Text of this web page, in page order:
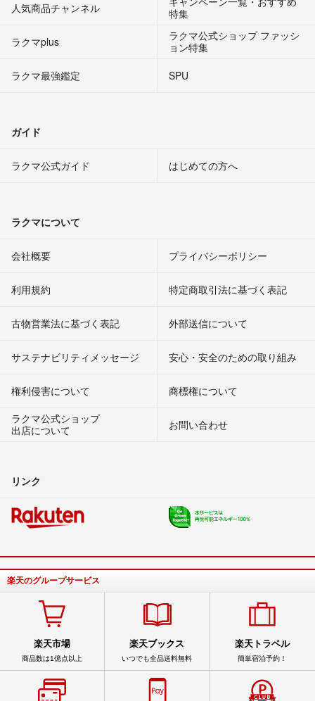
人気商品チャンネル
特集
ラクマplus
ラクマ公式ショップ ファッシ
ョン特集
ラクマ最強鑑定
SPU
ガイド
ラクマ公式ガイド はじめての方へ
ラクマについて
会社概要 プライバシーポリシー
利用規約 特定商取引法に基づく表記
古物営業法に基づく表記 外部送信について
サステナビリティメッセージ 安心・安全のための取り組み
権利侵害について
商標権について
ラクマ公式ショップ
出店について
お問い合わせ
リンク
楽天のグループサービス
楽天市場
商品数は1億点以上
楽天ブックス
いつでも全品送料無料
楽天トラベル
簡単宿泊予約！